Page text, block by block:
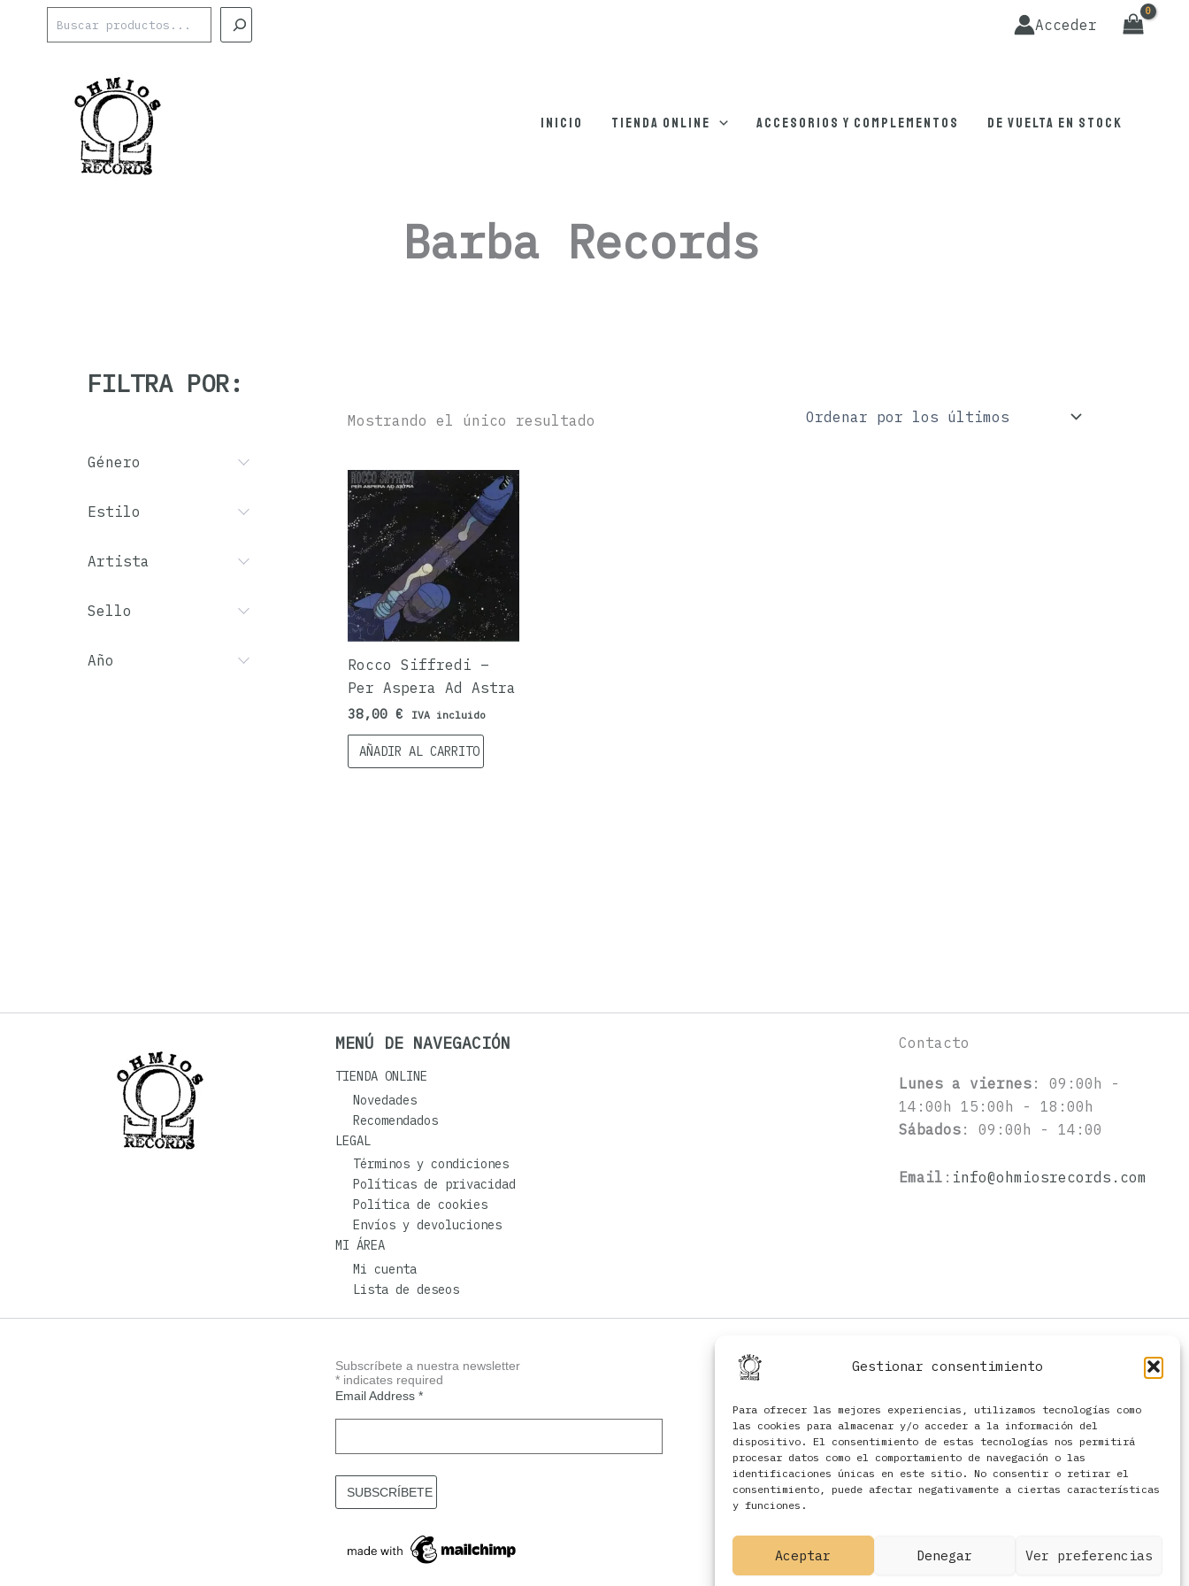
Gestionar consentimiento
Para ofrecer las mejores experiencias, utilizamos tecnologías como
las cookies para almacenar y/o acceder a la información del
dispositivo. El consentimiento de estas tecnologías nos permitirá
procesar datos como el comportamiento de navegación o las
identificaciones únicas en este sitio. No consentir o retirar el
consentimiento, puede afectar negativamente a ciertas características
y funciones.
Aceptar Denegar Ver preferencias
Acceder
Inicio Tienda online Accesorios y complementos De vuelta en stock
Barba Records ‎
FILTRA POR:
Género
Estilo
Artista
Sello
Año
Mostrando el único resultado
Rocco Siffredi ‎–
Per Aspera Ad Astra
38,00€ IVA incluido
AÑADIR AL CARRITO
MENÚ DE NAVEGACIÓN
TIENDA ONLINE
Novedades
Recomendados
LEGAL
Términos y condiciones
Políticas de privacidad
Política de cookies
Envíos y devoluciones
MI ÁREA
Mi cuenta
Lista de deseos
Contacto
Lunes a viernes: 09:00h -
14:00h 15:00h - 18:00h
Sábados: 09:00h - 14:00
Email : info@ohmiosrecords.com
Subscríbete a nuestra newsletter
*indicates required
Email Address *